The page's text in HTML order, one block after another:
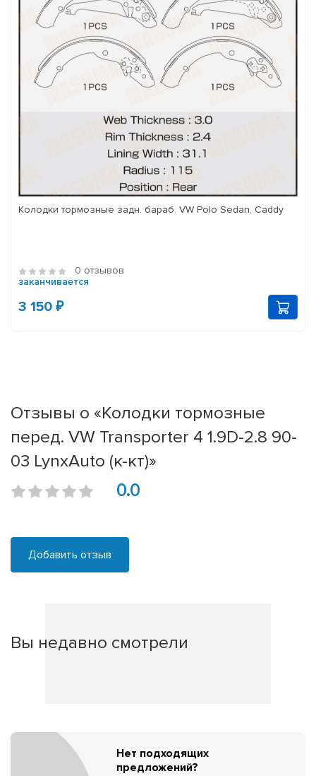
Колодки тормозные задн. бараб. VW Polo Sedan, Caddy
0 отзывов
заканчивается
3 150 ₽
Отзывы о «Колодки тормозные
перед. VW Transporter 4 1.9D-2.8 90-
03 LynxAuto (к-кт)»
0.0
Добавить отзыв
Вы недавно смотрели
Нет подходящих
предложений?